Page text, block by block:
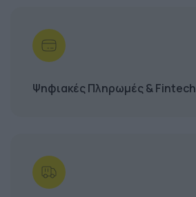
Ψηφιακές Πληρωμές & Fintech